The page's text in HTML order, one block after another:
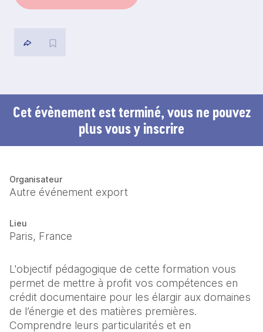
Cet évènement est terminé, vous ne pouvez
plus vous y inscrire
Organisateur
Autre événement export
Lieu
Paris, France
L'objectif pédagogique de cette formation vous
permet de mettre à profit vos compétences en
crédit documentaire pour les élargir aux domaines
de l’énergie et des matières premières.
Comprendre leurs particularités et en